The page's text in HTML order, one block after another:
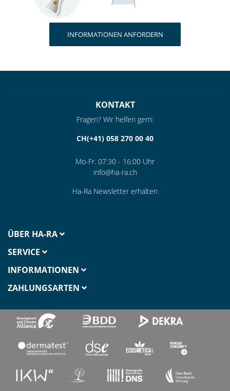
INFORMATIONEN ANFORDERN
KONTAKT
Fragen? Wir helfen gern:
CH(+41) 058 270 00 40
Mo-Fr. 07:30 - 16:00 Uhr
info@ha-ra.ch
Ha-Ra Newsletter erhalten
ÜBER HA-RA
SERVICE
INFORMATIONEN
ZAHLUNGSARTEN